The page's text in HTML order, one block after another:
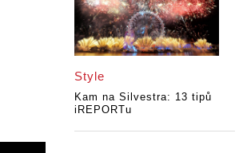
Style
Kam na Silvestra: 13 tipů
iREPORTu